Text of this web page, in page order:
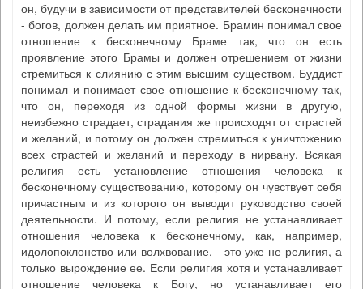
он, будучи в зависимости от представителей бесконечности
- богов, должен делать им приятное. Брамин понимал свое
отношение к бесконечному Браме так, что он есть
проявление этого Брамы и должен отрешением от жизни
стремиться к слиянию с этим высшим существом. Буддист
понимал и понимает свое отношение к бесконечному так,
что он, переходя из одной формы жизни в другую,
неизбежно страдает, страдания же происходят от страстей
и желаний, и потому он должен стремиться к уничтожению
всех страстей и желаний и переходу в нирвану. Всякая
религия есть установление отношения человека к
бесконечному существованию, которому он чувствует себя
причастным и из которого он выводит руководство своей
деятельности. И потому, если религия не устанавливает
отношения человека к бесконечному, как, например,
идолопоклонство или волхвование, - это уже не религия, а
только вырождение ее. Если религия хотя и устанавливает
отношение человека к Богу, но устанавливает его